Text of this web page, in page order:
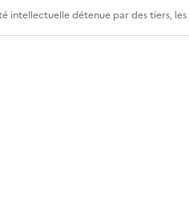
intellectuelle détenue par des tiers,